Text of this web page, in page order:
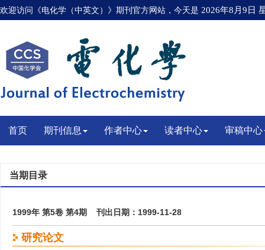
欢迎访问《电化学（中英文）》期刊官方网站，今天是 2026年8月9日
首页 期刊信息 作者中心 读者中心 审稿中心
当期目录
1999年 第5卷 第4期 刊出日期：1999-11-28
研究论文